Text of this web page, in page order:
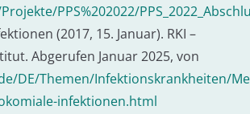
PPS%202022/
(2017, 15. Januar). RKI –
Abgerufen Januar 2025, von
DE/Themen/Infektionskrankheiten/
infektionen.html